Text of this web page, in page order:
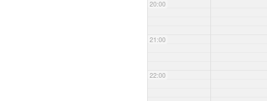
20:00
21:00
22:00